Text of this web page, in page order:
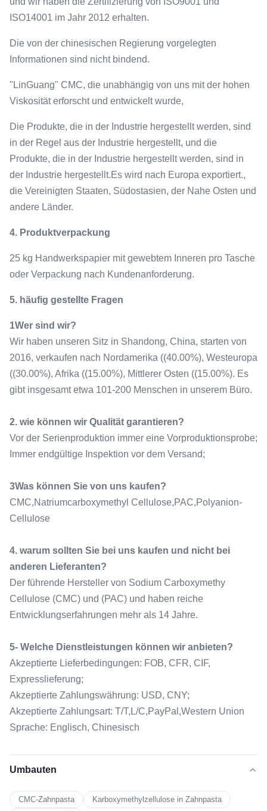
ISO14001 im Jahr 2012 erhalten.
Die von der chinesischen Regierung vorgelegten
Informationen sind nicht bindend.
"LinGuang" CMC, die unabhängig von uns mit der hohen
Viskosität erforscht und entwickelt wurde,
Die Produkte, die in der Industrie hergestellt werden, sind
in der Regel aus der Industrie hergestellt, und die
Produkte, die in der Industrie hergestellt werden, sind in
der Industrie hergestellt.Es wird nach Europa exportiert.,
die Vereinigten Staaten, Südostasien, der Nahe Osten und
andere Länder.
4. Produktverpackung
25 kg Handwerkspapier mit gewebtem Inneren pro Tasche
oder Verpackung nach Kundenanforderung.
5. häufig gestellte Fragen
1Wer sind wir?
Wir haben unseren Sitz in Shandong, China, starten von
2016, verkaufen nach Nordamerika ((40.00%), Westeuropa
((30.00%), Afrika ((15.00%), Mittlerer Osten ((15.00%). Es
gibt insgesamt etwa 101-200 Menschen in unserem Büro.
2. wie können wir Qualität garantieren?
Vor der Serienproduktion immer eine Vorproduktionsprobe;
Immer endgültige Inspektion vor dem Versand;
3Was können Sie von uns kaufen?
CMC,Natriumcarboxymethyl Cellulose,PAC,Polyanion-
Cellulose
4. warum sollten Sie bei uns kaufen und nicht bei
anderen Lieferanten?
Der führende Hersteller von Sodium Carboxymethy
Cellulose (CMC) und (PAC) und haben reiche
Entwicklungserfahrungen mehr als 14 Jahre.
5- Welche Dienstleistungen können wir anbieten?
Akzeptierte Lieferbedingungen: FOB, CFR, CIF,
Expresslieferung;
Akzeptierte Zahlungswährung: USD, CNY;
Akzeptierte Zahlungsart: T/T,L/C,PayPal,Western Union
Sprache: Englisch, Chinesisch
Umbauten
CMC-Zahnpasta
Karboxymethylzellulose in Zahnpasta